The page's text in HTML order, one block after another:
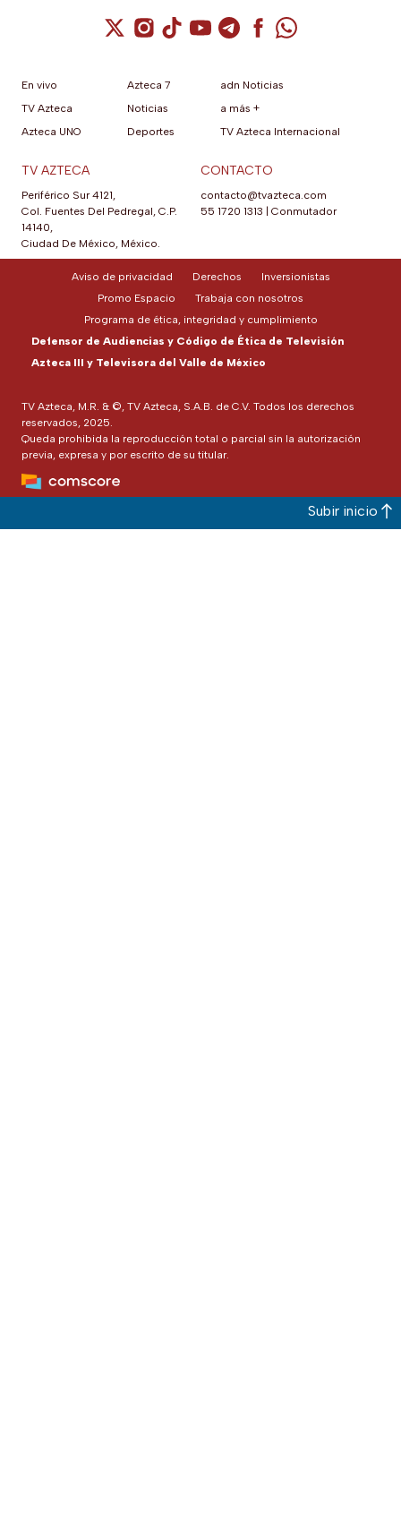
Cuenta de X / Twitter (se abre en una
Cuenta de Instagram (se abre en una
Cuenta de TikTok (se abre en
Cuenta de YouTube (se abre
Cuenta de Telegram (se
Cuenta de
Cuenta de
En vivo
TV Azteca
Azteca UNO
Azteca 7
Noticias
Deportes
adn Noticias
a más +
TV Azteca Internacional
TV AZTECA
Periférico Sur 4121,
Col. Fuentes Del Pedregal, C.P.
14140,
Ciudad De México, México.
CONTACTO
contacto@tvazteca.com
55 1720 1313
Conmutador
TV Azteca, M.R. & ©, TV Azteca, S.A.B. de C.V. Todos los derechos
reservados, 2025.
Queda prohibida la reproducción total o parcial sin la autorización
previa, expresa y por escrito de su titular.
Aviso de privacidad Derechos
Inversionistas
Promo Espacio
Trabaja con nosotros
Programa de ética, integridad y cumplimiento
Defensor de Audiencias y Código de Ética de Televisión
Azteca III y Televisora del Valle de México
Subir inicio